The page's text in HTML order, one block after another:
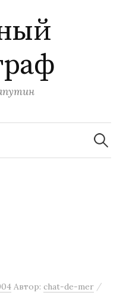
а
й
Автор: chat-de-mer /